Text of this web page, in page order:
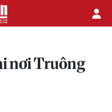
nơi Truông